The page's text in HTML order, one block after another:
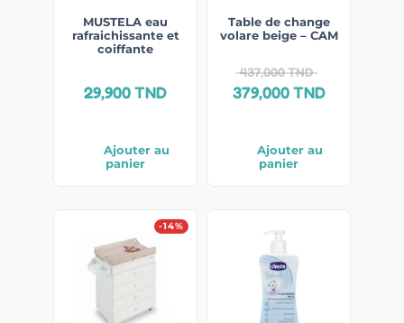
MUSTELA eau
rafraichissante et
coiffante
29,900TND
Ajouter au
panier
Table de change
volare beige – CAM
437,000TND
379,000TND
Ajouter au
panier
-14%